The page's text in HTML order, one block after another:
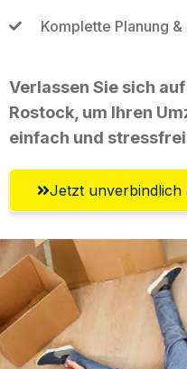
Komplette Planung
Verlassen Sie sich
Rostock, um Ihren
einfach und
Jetzt unverbindlich